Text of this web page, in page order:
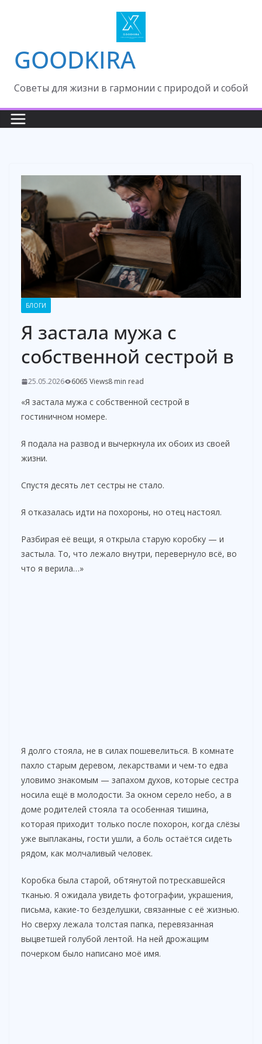
GOODKIRA
Cоветы для жизни в гармонии с природой и собой
БЛОГИ
Я застала мужа с
собственной сестрой в
25.05.2026 6065 Views8 min read
«Я застала мужа с собственной сестрой в
гостиничном номере.
Я подала на развод и вычеркнула их обоих из своей
жизни.
Спустя десять лет сестры не стало.
Я отказалась идти на похороны, но отец настоял.
Разбирая её вещи, я открыла старую коробку — и
застыла. То, что лежало внутри, перевернуло всё, во
что я верила…»
Я долго стояла, не в силах пошевелиться. В комнате
пахло старым деревом, лекарствами и чем-то едва
уловимо знакомым — запахом духов, которые сестра
носила ещё в молодости. За окном серело небо, а в
доме родителей стояла та особенная тишина,
которая приходит только после похорон, когда слёзы
уже выплаканы, гости ушли, а боль остаётся сидеть
рядом, как молчаливый человек.
Коробка была старой, обтянутой потрескавшейся
тканью. Я ожидала увидеть фотографии, украшения,
письма, какие-то безделушки, связанные с её жизнью.
Но сверху лежала толстая папка, перевязанная
выцветшей голубой лентой. На ней дрожащим
почерком было написано моё имя.